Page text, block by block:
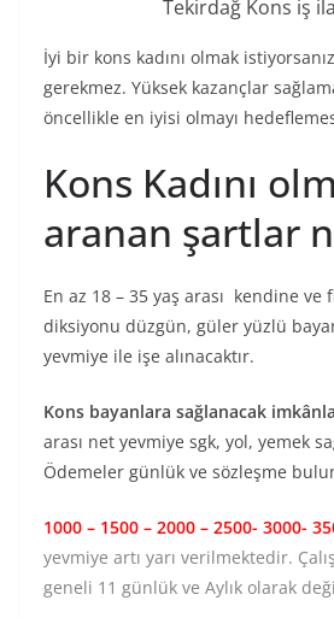
Tekirdağ Kons iş
İyi bir kons kadını olmak
gerekmez. Yüksek kazançlar
öncellikle en iyisi olmayı
Kons Kadını
aranan şartlar
En az 18 – 35 yaş arası kendine ve
diksiyonu düzgün, güler yüzlü
yevmiye ile işe alınacaktır.
Kons bayanlara sağlanacak
arası net yevmiye sgk, yol, yemek
Ödemeler günlük ve sözleşme
1000 – 1500 – 2000 – 2500- 3000-
yevmiye artı yarı verilmektedir.
geneli 11 günlük ve Aylık olarak